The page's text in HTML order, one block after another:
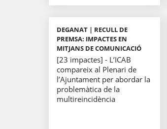
DEGANAT | RECULL DE
PREMSA: IMPACTES EN
MITJANS DE COMUNICACIÓ
[23 impactes] - L’ICAB
compareix al Plenari de
l’Ajuntament per abordar la
problemàtica de la
multireincidència